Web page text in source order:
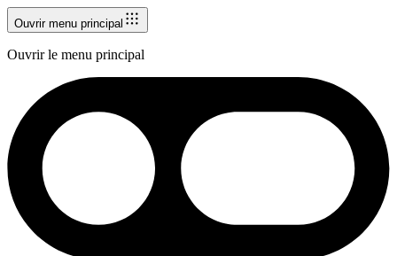
Ouvrir menu principal
Ouvrir le menu principal